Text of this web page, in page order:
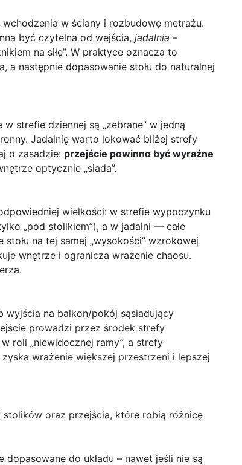
wchodzenia w ściany i rozbudowę metrażu.
być czytelna od wejścia, jadalnia –
na siłę”. W praktyce oznacza to
a następnie dopasowanie stołu do naturalnej
w strefie dziennej są „zebrane” w jedną
Jadalnię warto lokować bliżej strefy
o zasadzie: przejście powinno być wyraźne
optycznie „siada”.
wielkości: w strefie wypoczynku
„pod stolikiem”), a w jadalni — całe
na tej samej „wysokości” wzrokowej
wnętrze i ogranicza wrażenie chaosu.
wyjścia na balkon/pokój sąsiadujący
prowadzi przez środek strefy
roli „niewidocznej ramy”, a strefy
wrażenie większej przestrzeni i lepszej
stolików oraz przejścia, które robią różnicę
dopasowane do układu – nawet jeśli nie są